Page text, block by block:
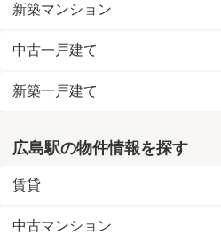
新築マンション
中古一戸建て
新築一戸建て
広島駅の物件情報を探す
賃貸
中古マンション